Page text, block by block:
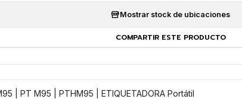
Mostrar stock de ubicaciones
COMPARTIR ESTE PRODUCTO
| PT M95 | PTHM95 | ETIQUETADORA Portátil